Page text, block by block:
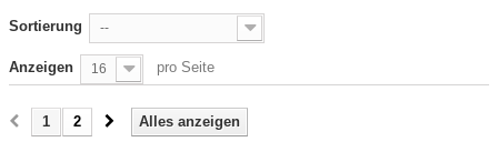
Sortierung --
Anzeigen 16 pro Seite
Alles anzeigen
1 2